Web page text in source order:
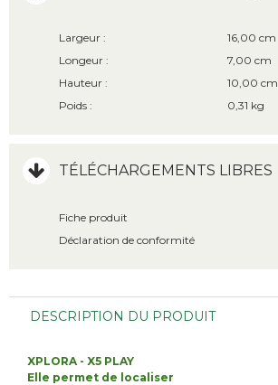
Largeur :
16,00 cm
Longeur :
7,00 cm
Hauteur :
10,00 cm
Poids :
0,31 kg
TÉLÉCHARGEMENTS LIBRES
Fiche produit
Déclaration de conformité
DESCRIPTION DU PRODUIT
XPLORA - X5 PLAY
Elle permet de localiser